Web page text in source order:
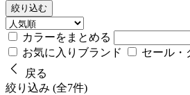
絞り込む
カラーをまとめる
お気に入りブランド
セール・
戻る
絞り込み (全7件)